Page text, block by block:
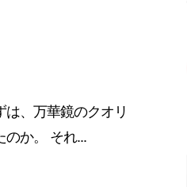
、万華鏡のクオリ
か。 それ...